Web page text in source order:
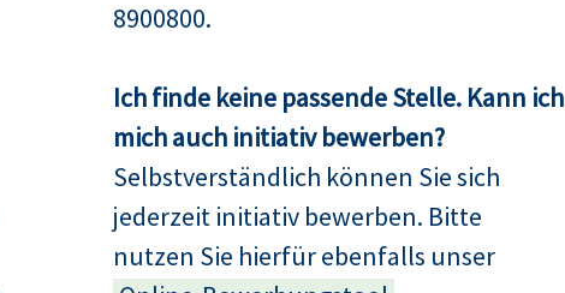
8900800.
Ich finde keine passende Stelle. Kann ich
mich auch initiativ bewerben?
Selbstverständlich können Sie sich
jederzeit initiativ bewerben. Bitte
nutzen Sie hierfür ebenfalls unser